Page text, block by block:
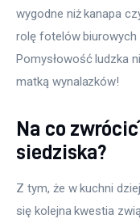
wygodne niż kanapa
rolę fotelów biurowych
Pomysłowość ludzka
matką wynalazków!
Na co
siedziska?
Z tym, że w kuchni
się kolejna kwestia